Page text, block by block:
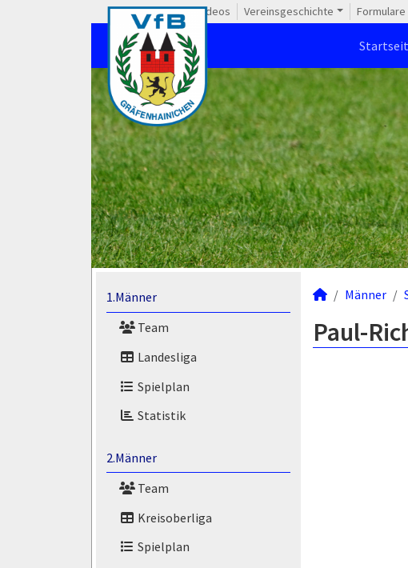
Videos Vereinsgeschichte Formulare
1.Männer
Team
Landesliga
Spielplan
Statistik
2.Männer
Team
Kreisoberliga
Spielplan
Männer
Paul-